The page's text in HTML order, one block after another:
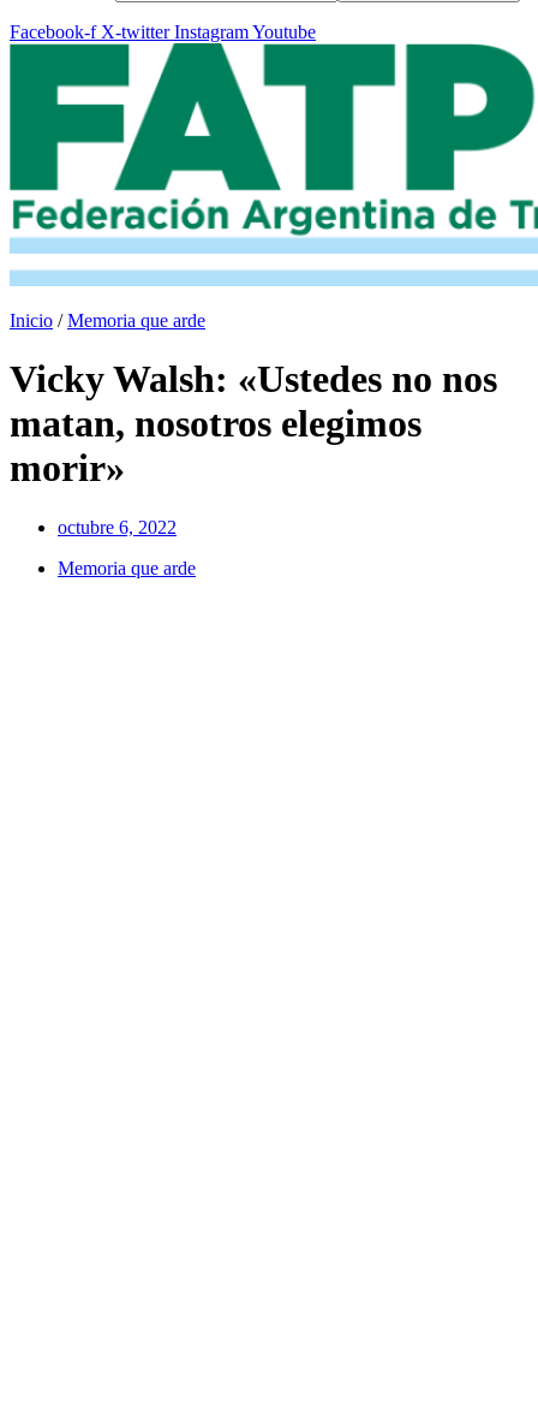
Facebook-f X-twitter InstagramYoutube
Inicio /Memoria que arde
Vicky Walsh: «Ustedes no nos
matan, nosotros elegimos
morir»
octubre 6, 2022
Memoria que arde